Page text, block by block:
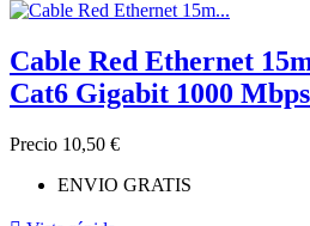
Cable Red Ethernet
Cat6 Gigabit 1000
Precio 10,50 €
ENVIO GRATIS